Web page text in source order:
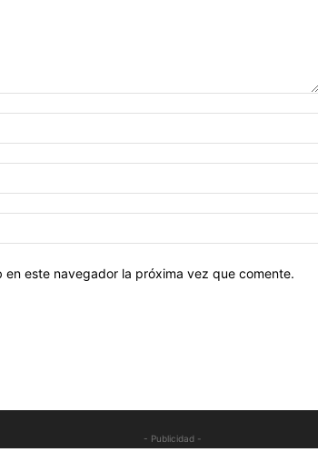
este navegador la próxima vez que comente.
- Publicidad -